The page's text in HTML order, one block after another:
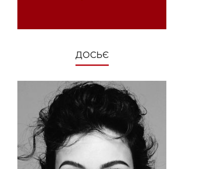
ДОСЬЄ